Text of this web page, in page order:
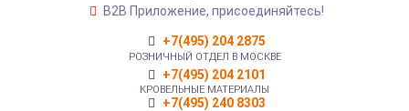
B2B Приложение, присоединяйтесь!
+7(495) 204 2875
РОЗНИЧНЫЙ ОТДЕЛ В МОСКВЕ
+7(495) 204 2101
КРОВЕЛЬНЫЕ МАТЕРИАЛЫ
+7(495) 240 8303